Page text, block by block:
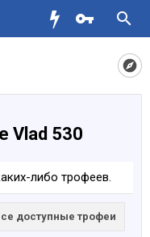
Vlad 530
либо трофеев.
доступные трофеи